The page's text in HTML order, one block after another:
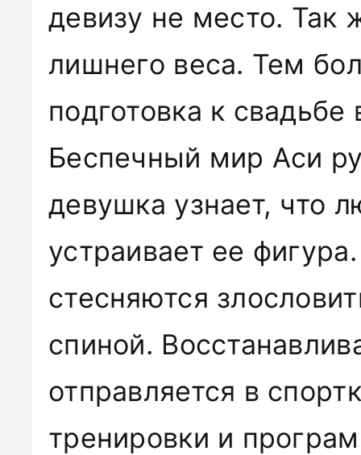
девизу не место. Так
лишнего веса. Тем
подготовка к
Беспечный мир Аси
девушка узнает, что
устраивает ее
стесняются
спиной.
отправляется в
тренировки и